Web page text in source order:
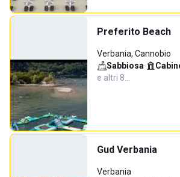
Preferito Beach
Verbania, Cannobio
Sabbiosa·
e altri 8…
Gud Verbania
Verbania